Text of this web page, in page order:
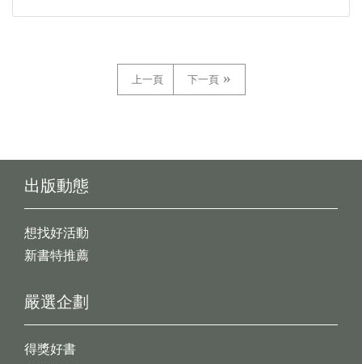
上一頁 下一頁
出版動態
想找好活動
新書特推薦
嚴選企劃
得獎好書